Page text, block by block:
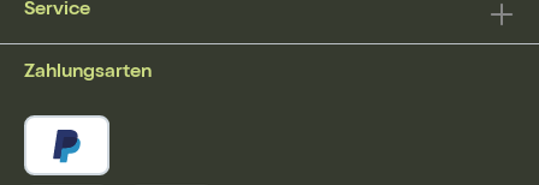
Service
Zahlungsarten